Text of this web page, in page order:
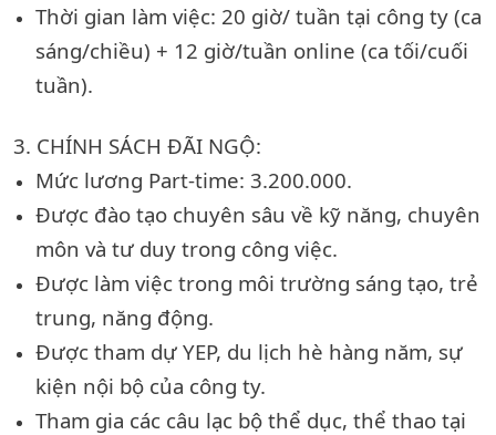
Thời gian làm việc: 20 giờ/ tuần tại công ty (ca
sáng/chiều) + 12 giờ/tuần online (ca tối/cuối
tuần).
3. CHÍNH SÁCH ĐÃI NGỘ:
Mức lương Part-time: 3.200.000.
Được đào tạo chuyên sâu về kỹ năng, chuyên
môn và tư duy trong công việc.
Được làm việc trong môi trường sáng tạo, trẻ
trung, năng động.
Được tham dự YEP, du lịch hè hàng năm, sự
kiện nội bộ của công ty.
Tham gia các câu lạc bộ thể dục, thể thao tại